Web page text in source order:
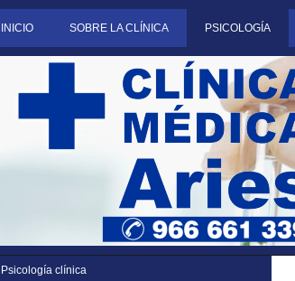
INICIO SOBRE LA CLÍNICA PSICOLOGÍA
Psicología clínica